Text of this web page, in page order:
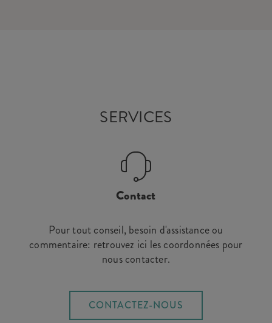
SERVICES
Contact
Pour tout conseil, besoin d'assistance ou
commentaire: retrouvez ici les coordonnées pour
nous contacter.
CONTACTEZ-NOUS